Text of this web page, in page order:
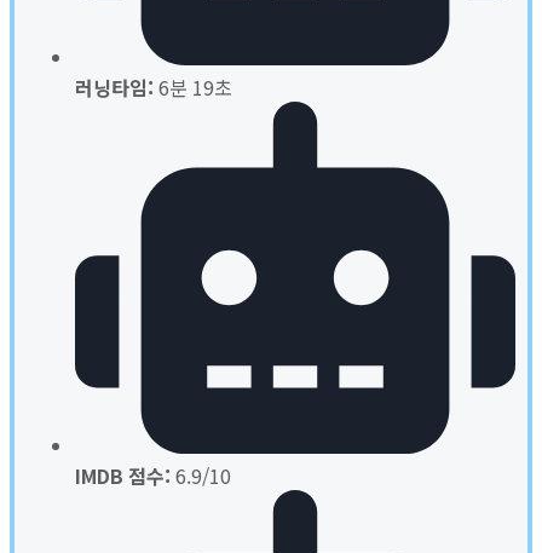
러닝타임: 6분 19초
IMDB 점수: 6.9/10